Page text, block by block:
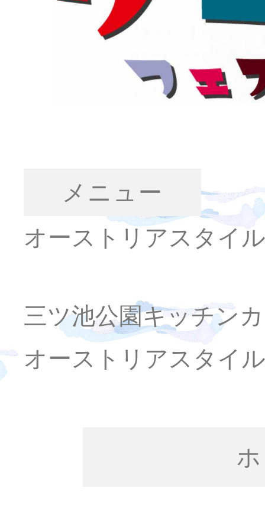
メニュー
オーストリアスタイ
三ツ池公園キッチン
オーストリアスタイ